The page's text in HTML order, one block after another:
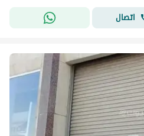
اتصال